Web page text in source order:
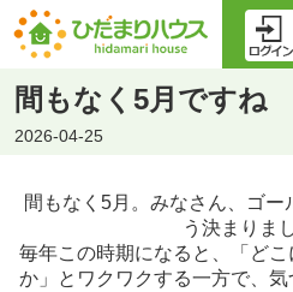
間もなく5月ですね
2026-04-25
間もなく5月。みなさん、ゴー
う決まりま
毎年この時期になると、「ど
か」とワクワクする一方で、